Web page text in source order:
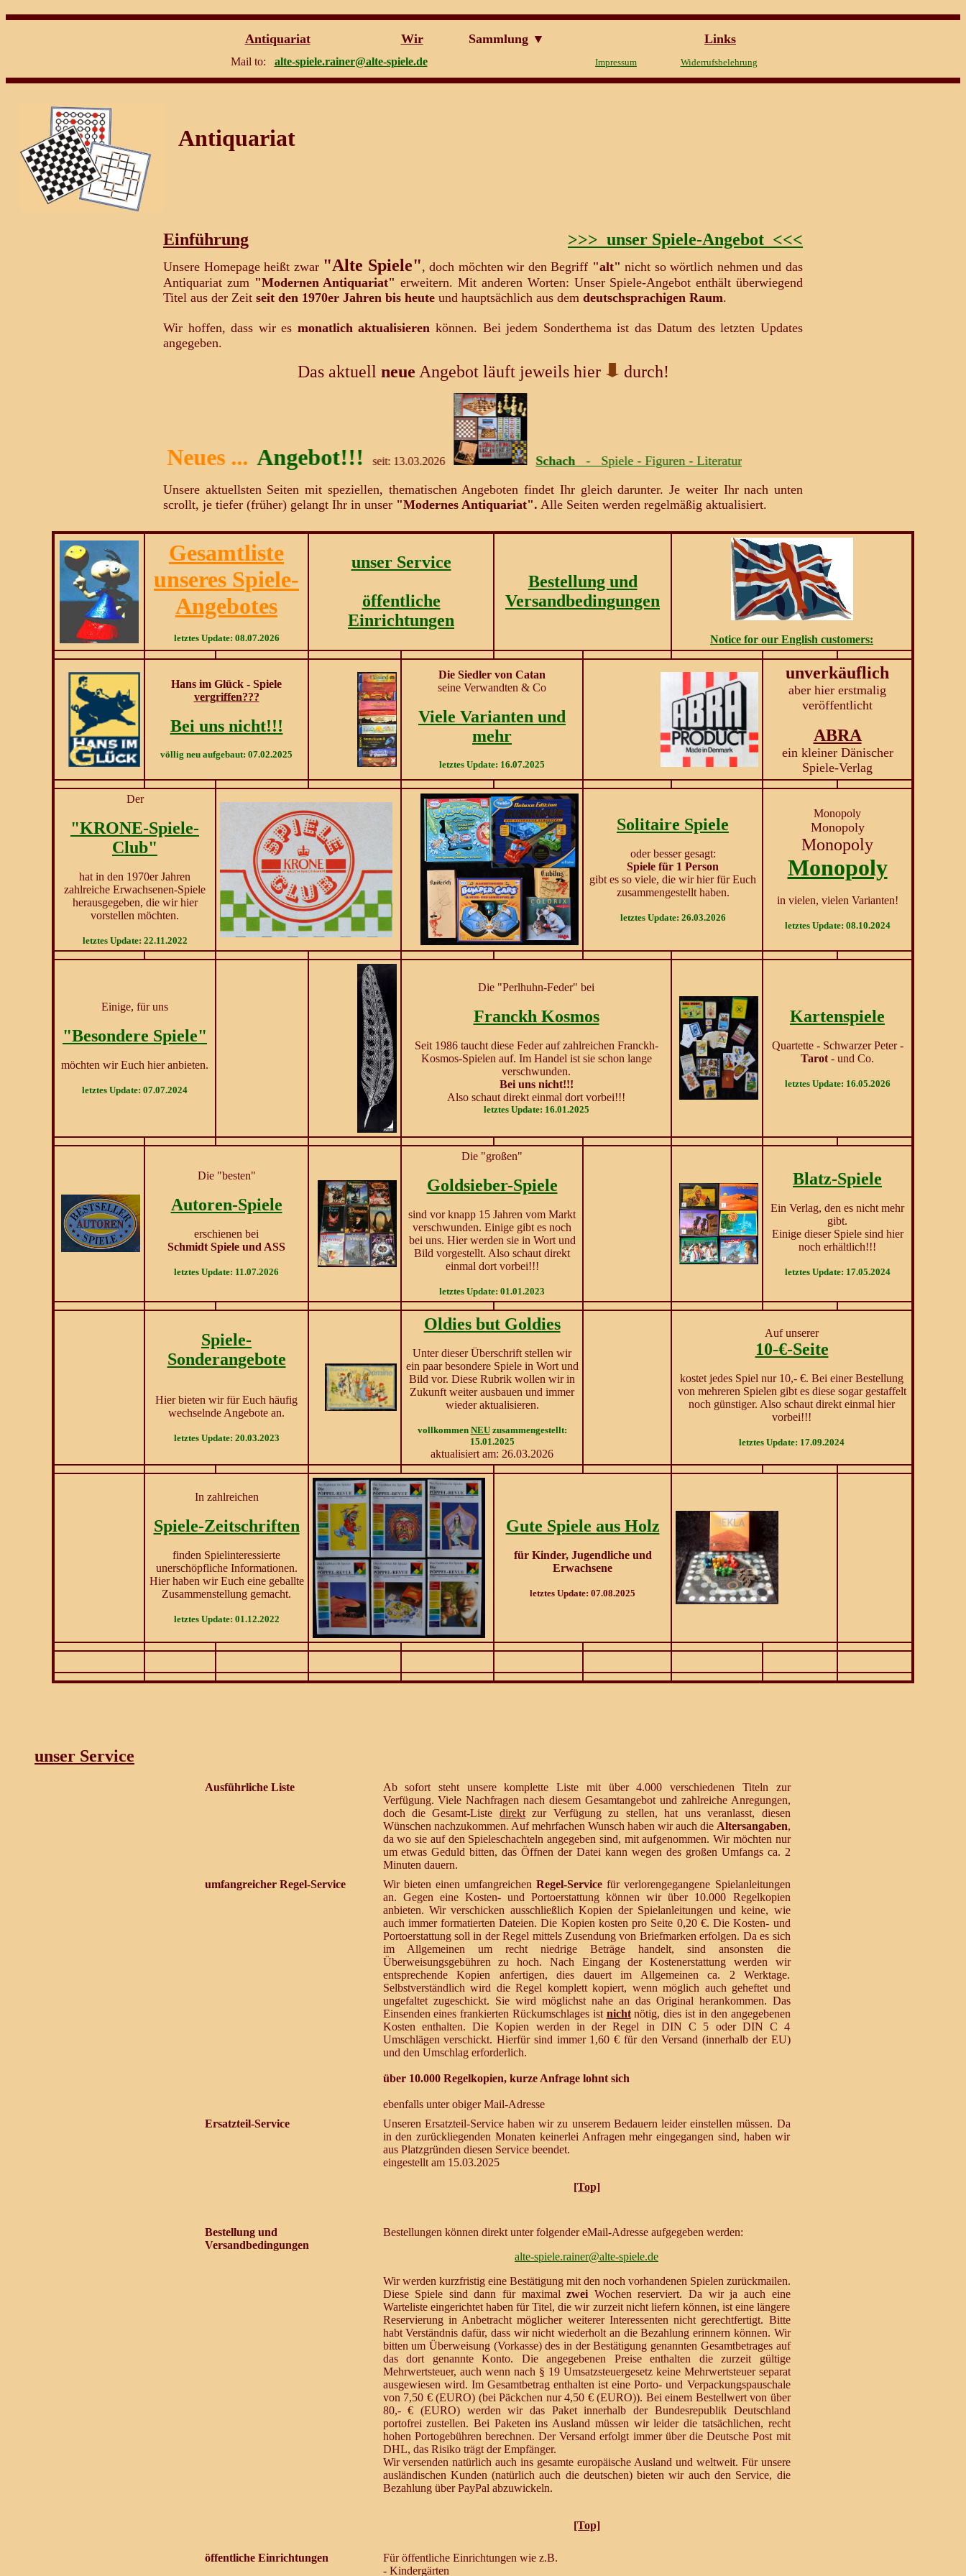
Antiquariat Wir Sammlung ▼ Links
Mail to: alte-spiele.rainer@alte-spiele.de Impressum Widerrufsbelehrung
Antiquariat
Einführung >>> unser Spiele-Angebot <<<
Unsere Homepage heißt zwar "Alte Spiele", doch möchten wir den Begriff "alt"nicht so wörtlich nehmen und das
Antiquariat zum "Modernen Antiquariat" erweitern. Mit anderen Worten: Unser Spiele-Angebot enthält überwiegend
Titel aus der Zeit seit den 1970er Jahren bis heute und hauptsächlich aus dem deutschsprachigen Raum.
Wir hoffen, dass wir es monatlich aktualisieren können. Bei jedem Sonderthema ist das Datum des letzten Updates
angegeben.
Das aktuell neue Angebot läuft jeweils hier durch!
Neues ... Angebot!!! seit: 13.03.2026 Schach
- Spiele - Figuren - Literatur
Unsere aktuellsten Seiten mit speziellen, thematischen Angeboten findet Ihr gleich darunter. Je weiter Ihr nach unten
scrollt, je tiefer (früher) gelangt Ihr in unser "Modernes Antiquariat". Alle Seiten werden regelmäßig aktualisiert.
Gesamtliste
unseres Spiele-
Angebotes
letztes Update: 08.07.2026
unser Service
öffentliche
Einrichtungen
Bestellung und
Versandbedingungen
Notice for our English customers:
Hans im Glück - Spiele
vergriffen???
Bei uns nicht!!!
völlig neu aufgebaut: 07.02.2025
Die Siedler von Catan
seine Verwandten & Co
Viele Varianten und
mehr
letztes Update: 16.07.2025
unverkäuflich
aber hier erstmalig
veröffentlicht
ABRA
ein kleiner Dänischer
Spiele-Verlag
Der
"KRONE-Spiele-
Club"
hat in den 1970er Jahren
zahlreiche Erwachsenen-Spiele
herausgegeben, die wir hier
vorstellen möchten.
letztes Update: 22.11.2022
Solitaire Spiele
oder besser gesagt:
Spiele für 1 Person
gibt es so viele, die wir hier für Euch
zusammengestellt haben.
letztes Update: 26.03.2026
Monopoly
Monopoly
Monopoly
Monopoly
in vielen, vielen Varianten!
letztes Update: 08.10.2024
Einige, für uns
"Besondere Spiele"
möchten wir Euch hier anbieten.
letztes Update: 07.07.2024
Die "Perlhuhn-Feder" bei
Franckh Kosmos
Seit 1986 taucht diese Feder auf zahlreichen Franckh-
Kosmos-Spielen auf. Im Handel ist sie schon lange
verschwunden.
Bei uns nicht!!!
Also schaut direkt einmal dort vorbei!!!
letztes Update: 16.01.2025
Kartenspiele
Quartette - Schwarzer Peter -
Tarot - und Co.
letztes Update: 16.05.2026
Die "besten"
Autoren-Spiele
erschienen bei
Schmidt Spiele und ASS
letztes Update: 11.07.2026
Die "großen"
Goldsieber-Spiele
sind vor knapp 15 Jahren vom Markt
verschwunden. Einige gibt es noch
bei uns. Hier werden sie in Wort und
Bild vorgestellt. Also schaut direkt
einmal dort vorbei!!!
letztes Update: 01.01.2023
Blatz-Spiele
Ein Verlag, den es nicht mehr
gibt.
Einige dieser Spiele sind hier
noch erhältlich!!!
letztes Update: 17.05.2024
Spiele-
Sonderangebote
Hier bieten wir für Euch häufig
wechselnde Angebote an.
letztes Update: 20.03.2023
Oldies but Goldies
Unter dieser Überschrift stellen wir
ein paar besondere Spiele in Wort und
Bild vor. Diese Rubrik wollen wir in
Zukunft weiter ausbauen und immer
wieder aktualisieren.
vollkommen NEUzusammengestellt:
15.01.2025
aktualisiert am: 26.03.2026
Auf unserer
10-€-Seite
kostet jedes Spiel nur 10,- €. Bei einer Bestellung
von mehreren Spielen gibt es diese sogar gestaffelt
noch günstiger. Also schaut direkt einmal hier
vorbei!!!
letztes Update: 17.09.2024
In zahlreichen
Spiele-Zeitschriften
finden Spielinteressierte
unerschöpfliche Informationen.
Hier haben wir Euch eine geballte
Zusammenstellung gemacht.
letztes Update: 01.12.2022
Gute Spiele aus Holz
für Kinder, Jugendliche und
Erwachsene
letztes Update: 07.08.2025
unser Service
Ausführliche Liste
Ab sofort steht unsere komplette Liste mit über 4.000 verschiedenen Titeln zur
Verfügung. Viele Nachfragen nach diesem Gesamtangebot und zahlreiche Anregungen,
doch die Gesamt-Liste direktzur Verfügung zu stellen, hat uns veranlasst, diesen
Wünschen nachzukommen. Auf mehrfachen Wunsch haben wir auch die Altersangaben,
da wo sie auf den Spieleschachteln angegeben sind, mit aufgenommen. Wir möchten nur
um etwas Geduld bitten, das Öffnen der Datei kann wegen des großen Umfangs ca. 2
Minuten dauern.
umfangreicher Regel-Service
Wir bieten einen umfangreichenRegel-Service für verlorengegangene Spielanleitungen
an. Gegen eine Kosten- und Portoerstattung können wir über 10.000 Regelkopien
anbieten. Wir verschicken ausschließlich Kopien der Spielanleitungen und keine, wie
auch immer formatierten Dateien. Die Kopien kosten pro Seite 0,20 €. Die Kosten- und
Portoerstattung soll in der Regel mittels Zusendung von Briefmarken erfolgen. Da es sich
im Allgemeinen um recht niedrige Beträge handelt, sind ansonsten die
Überweisungsgebühren zu hoch. Nach Eingang der Kostenerstattung werden wir
entsprechende Kopien anfertigen, dies dauert im Allgemeinen ca. 2 Werktage.
Selbstverständlich wird die Regel komplett kopiert, wenn möglich auch geheftet und
ungefaltet zugeschickt. Sie wird möglichst nahe an das Original herankommen. Das
Einsenden eines frankierten Rückumschlages ist nichtnötig, dies ist in den angegebenen
Kosten enthalten. Die Kopien werden in der Regel in DIN C 5 oder DIN C 4
Umschlägen verschickt. Hierfür sind immer 1,60 € für den Versand (innerhalb der EU)
und den Umschlag erforderlich.
über 10.000 Regelkopien, kurze Anfrage lohnt sich
ebenfalls unter obiger Mail-Adresse
Ersatzteil-Service
Unseren Ersatzteil-Service haben wir zu unserem Bedauern leider einstellen müssen. Da
in den zurückliegenden Monaten keinerlei Anfragen mehr eingegangen sind, haben wir
aus Platzgründen diesen Service beendet.
eingestellt am 15.03.2025
[Top]
Bestellung und
Versandbedingungen
Bestellungen können direkt unter folgender eMail-Adresse aufgegeben werden:
alte-spiele.rainer@alte-spiele.de
Wir werden kurzfristig eine Bestätigung mit den noch vorhandenen Spielen zurückmailen.
Diese Spiele sind dann für maximalzwei Wochen reserviert. Da wir ja auch eine
Warteliste eingerichtet haben für Titel, die wir zurzeit nicht liefern können, ist eine längere
Reservierung in Anbetracht möglicher weiterer Interessenten nicht gerechtfertigt. Bitte
habt Verständnis dafür, dass wir nicht wiederholt an die Bezahlung erinnern können. Wir
bitten um Überweisung (Vorkasse) des in der Bestätigung genannten Gesamtbetrages auf
das dort genannte Konto. Die angegebenen Preise enthalten die zurzeit gültige
Mehrwertsteuer, auch wenn nach § 19 Umsatzsteuergesetz keine Mehrwertsteuer separat
ausgewiesen wird. Im Gesamtbetrag enthalten ist eine Porto- und Verpackungspauschale
von 7,50 € (EURO) (bei Päckchen nur 4,50 € (EURO)). Bei einem Bestellwert von über
80,- € (EURO) werden wir das Paket innerhalb der Bundesrepublik Deutschland
portofrei zustellen. Bei Paketen ins Ausland müssen wir leider die tatsächlichen, recht
hohen Portogebühren berechnen. Der Versand erfolgt immer über die Deutsche Post mit
DHL, das Risiko trägt der Empfänger.
Wir versenden natürlich auch ins gesamte europäische Ausland und weltweit. Für unsere
ausländischen Kunden (natürlich auch die deutschen) bieten wir auch den Service, die
Bezahlung über PayPal abzuwickeln.
[Top]
öffentliche Einrichtungen
Für öffentliche Einrichtungen wie z.B.
- Kindergärten